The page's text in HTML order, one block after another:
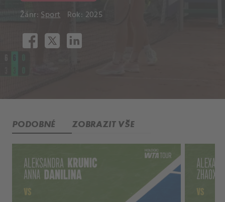
Žánr:Sport Rok: 2025
PODOBNÉ ZOBRAZIT VŠE